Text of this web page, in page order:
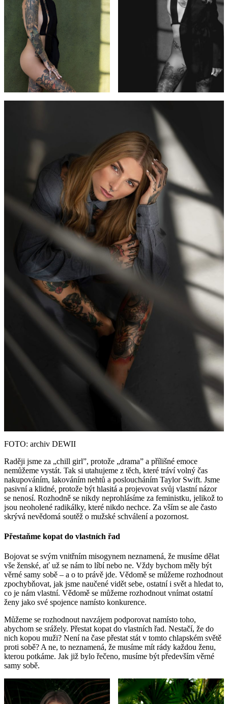
FOTO: archiv DEWII
Raději jsme za „chill girl”, protože „drama” a přílišné emoce
nemůžeme vystát. Tak si utahujeme z těch, které tráví volný čas
nakupováním, lakováním nehtů a posloucháním Taylor Swift. Jsme
pasivní a klidné, protože být hlasitá a projevovat svůj vlastní názor
se nenosí. Rozhodně se nikdy neprohlásíme za feministku, jelikož to
jsou neoholené radikálky, které nikdo nechce. Za vším se ale často
skrývá nevědomá soutěž o mužské schválení a pozornost.
Přestaňme kopat do vlastních řad
Bojovat se svým vnitřním misogynem neznamená, že musíme dělat
vše ženské, ať už se nám to líbí nebo ne. Vždy bychom měly být
věrné samy sobě – a o to právě jde. Vědomě se můžeme rozhodnout
zpochybňovat, jak jsme naučené vidět sebe, ostatní i svět a hledat to,
co je nám vlastní. Vědomě se můžeme rozhodnout vnímat ostatní
ženy jako své spojence namísto konkurence.
Můžeme se rozhodnout navzájem podporovat namísto toho,
abychom se srážely. Přestat kopat do vlastních řad. Nestačí, že do
nich kopou muži? Není na čase přestat stát v tomto chlapském světě
proti sobě? A ne, to neznamená, že musíme mít rády každou ženu,
kterou potkáme. Jak již bylo řečeno, musíme být především věrné
samy sobě.